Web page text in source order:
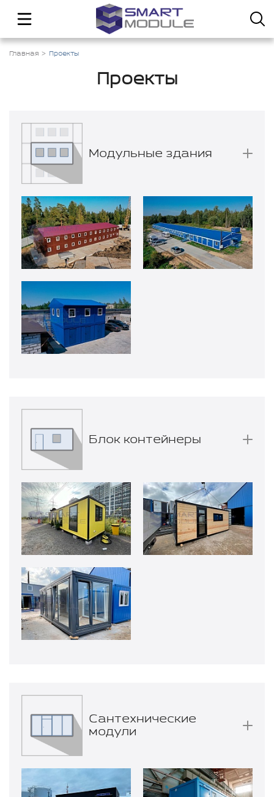
Главная Проекты
Проекты
Модульные здания
Блок контейнеры
Сантехнические
модули